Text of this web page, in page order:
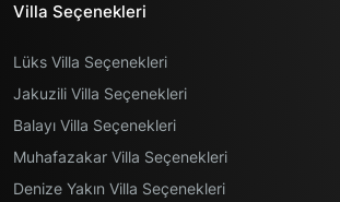
Villa Seçenekleri
Lüks Villa Seçenekleri
Jakuzili Villa Seçenekleri
Balayı Villa Seçenekleri
Muhafazakar Villa Seçenekleri
Denize Yakın Villa Seçenekleri